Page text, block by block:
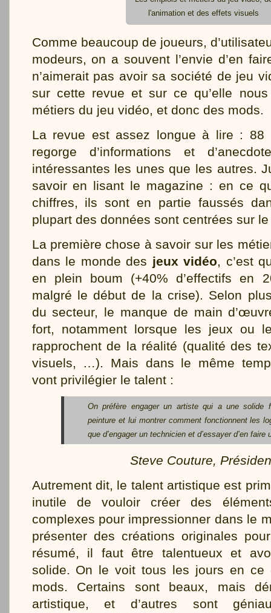
l'animation et des effets visuels
Comme beaucoup de joueurs,
modeurs, on a souvent l’envie d’en
n’aimerait pas avoir sa société de jeu
sur cette revue et sur ce qu’elle
métiers du jeu vidéo, et donc des mods.
La revue est assez longue à lire : 88
regorge d’informations et
intéressantes les unes que les autres.
savoir en lisant le magazine : en ce
chiffres, ils sont en partie faussés
plupart des données sont centrées sur
La première chose à savoir sur les
dans le monde des jeux vidéo, c’est
en plein boum (+40% d’effectifs en
malgré le début de la crise). Selon
du secteur, le manque de main
fort, notamment lorsque les jeux ou
rapprochent de la réalité (qualité des
visuels, …). Mais dans le même
vont privilégier le talent :
On préfère engager un artiste qui a une solide
peinture et lui montrer comment fonctionnent les
que d’engager un technicien et d’essayer d’en faire
Steve Couture,
Autrement dit, le talent artistique est
inutile de vouloir créer des
complexes pour impressionner dans le
présenter des créations originales
résumé, il faut être talentueux et
solide. On le voit tous les jours en ce
mods. Certains sont beaux, mais
artistique, et d’autres sont